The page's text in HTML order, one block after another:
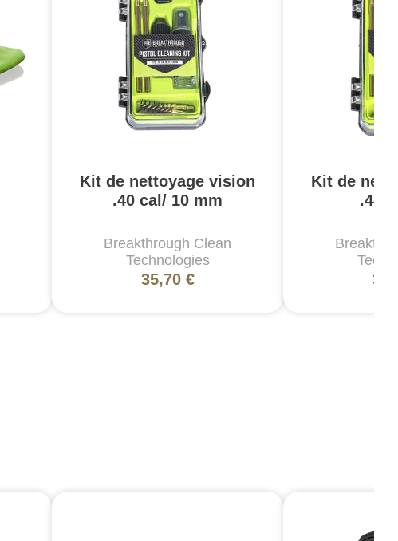
Kit de nettoyage vision
.40 cal/ 10 mm
Breakthrough Clean
Technologies
35,70 €
Kit de
.44/